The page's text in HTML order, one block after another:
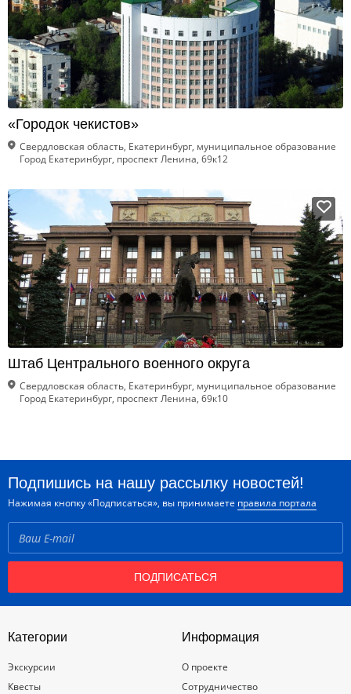
«Городок чекистов»
Свердловская область, Екатеринбург, муниципальное образование
Город Екатеринбург, проспект Ленина, 69к12
Штаб Центрального военного округа
Свердловская область, Екатеринбург, муниципальное образование
Город Екатеринбург, проспект Ленина, 69к10
Подпишись на нашу рассылку новостей!
Нажимая кнопку «Подписаться», вы принимаете правила портала
ПОДПИСАТЬСЯ
Категории
Экскурсии
Квесты
Информация
О проекте
Сотрудничество